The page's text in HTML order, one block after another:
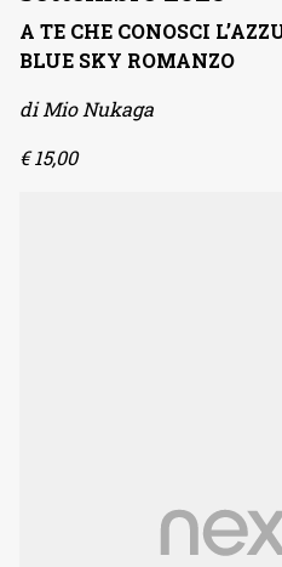
A TE CHE CONOSCI
BLUE SKY ROMANZO
di Mio Nukaga
€ 15,00